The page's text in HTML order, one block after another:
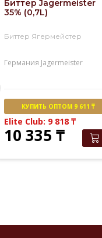
Биттер Jagermeister
35% (0,7L)
Биттер Ягермейстер
Германия Jagermeister
КУПИТЬ ОПТОМ 9 611 ₸
Elite Club: 9 818 ₸
10 335 ₸